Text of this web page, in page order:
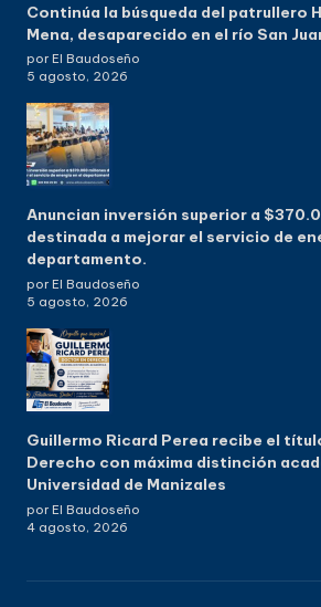
Continúa la búsqueda del patrullero
Mena, desaparecido en el río San
por El Baudoseño
5 agosto, 2026
Anuncian inversión superior a
destinada a mejorar el servicio de
departamento.
por El Baudoseño
5 agosto, 2026
Guillermo Ricard Perea recibe el
Derecho con máxima distinción
Universidad de Manizales
por El Baudoseño
4 agosto, 2026